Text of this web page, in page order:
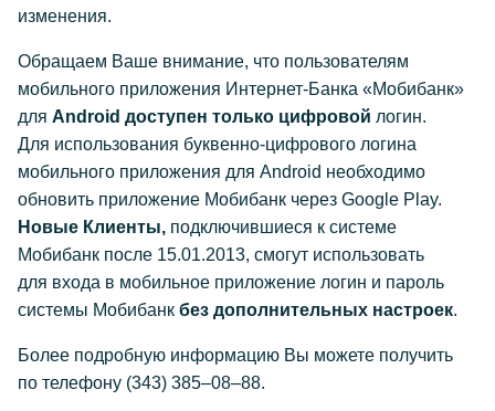
изменения.
Обращаем Ваше внимание, что пользователям
мобильного приложения Интернет-Банка «Мобибанк»
для Android доступен только цифровой логин.
Для использования буквенно-цифрового логина
мобильного приложения для Android необходимо
обновить приложение Мобибанк через Google Play.
Новые Клиенты, подключившиеся к системе
Мобибанк после 15.01.2013, смогут использовать
для входа в мобильное приложение логин и пароль
системы Мобибанк без дополнительных настроек.
Более подробную информацию Вы можете получить
по телефону (343) 385–08–88.